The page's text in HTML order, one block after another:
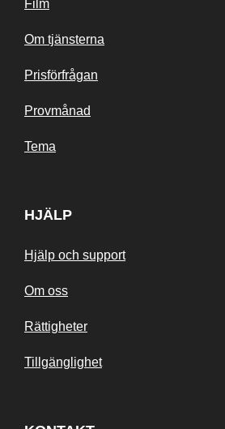
Film
Om tjänsterna
Prisförfrågan
Provmånad
Tema
HJÄLP
Hjälp och support
Om oss
Rättigheter
Tillgänglighet